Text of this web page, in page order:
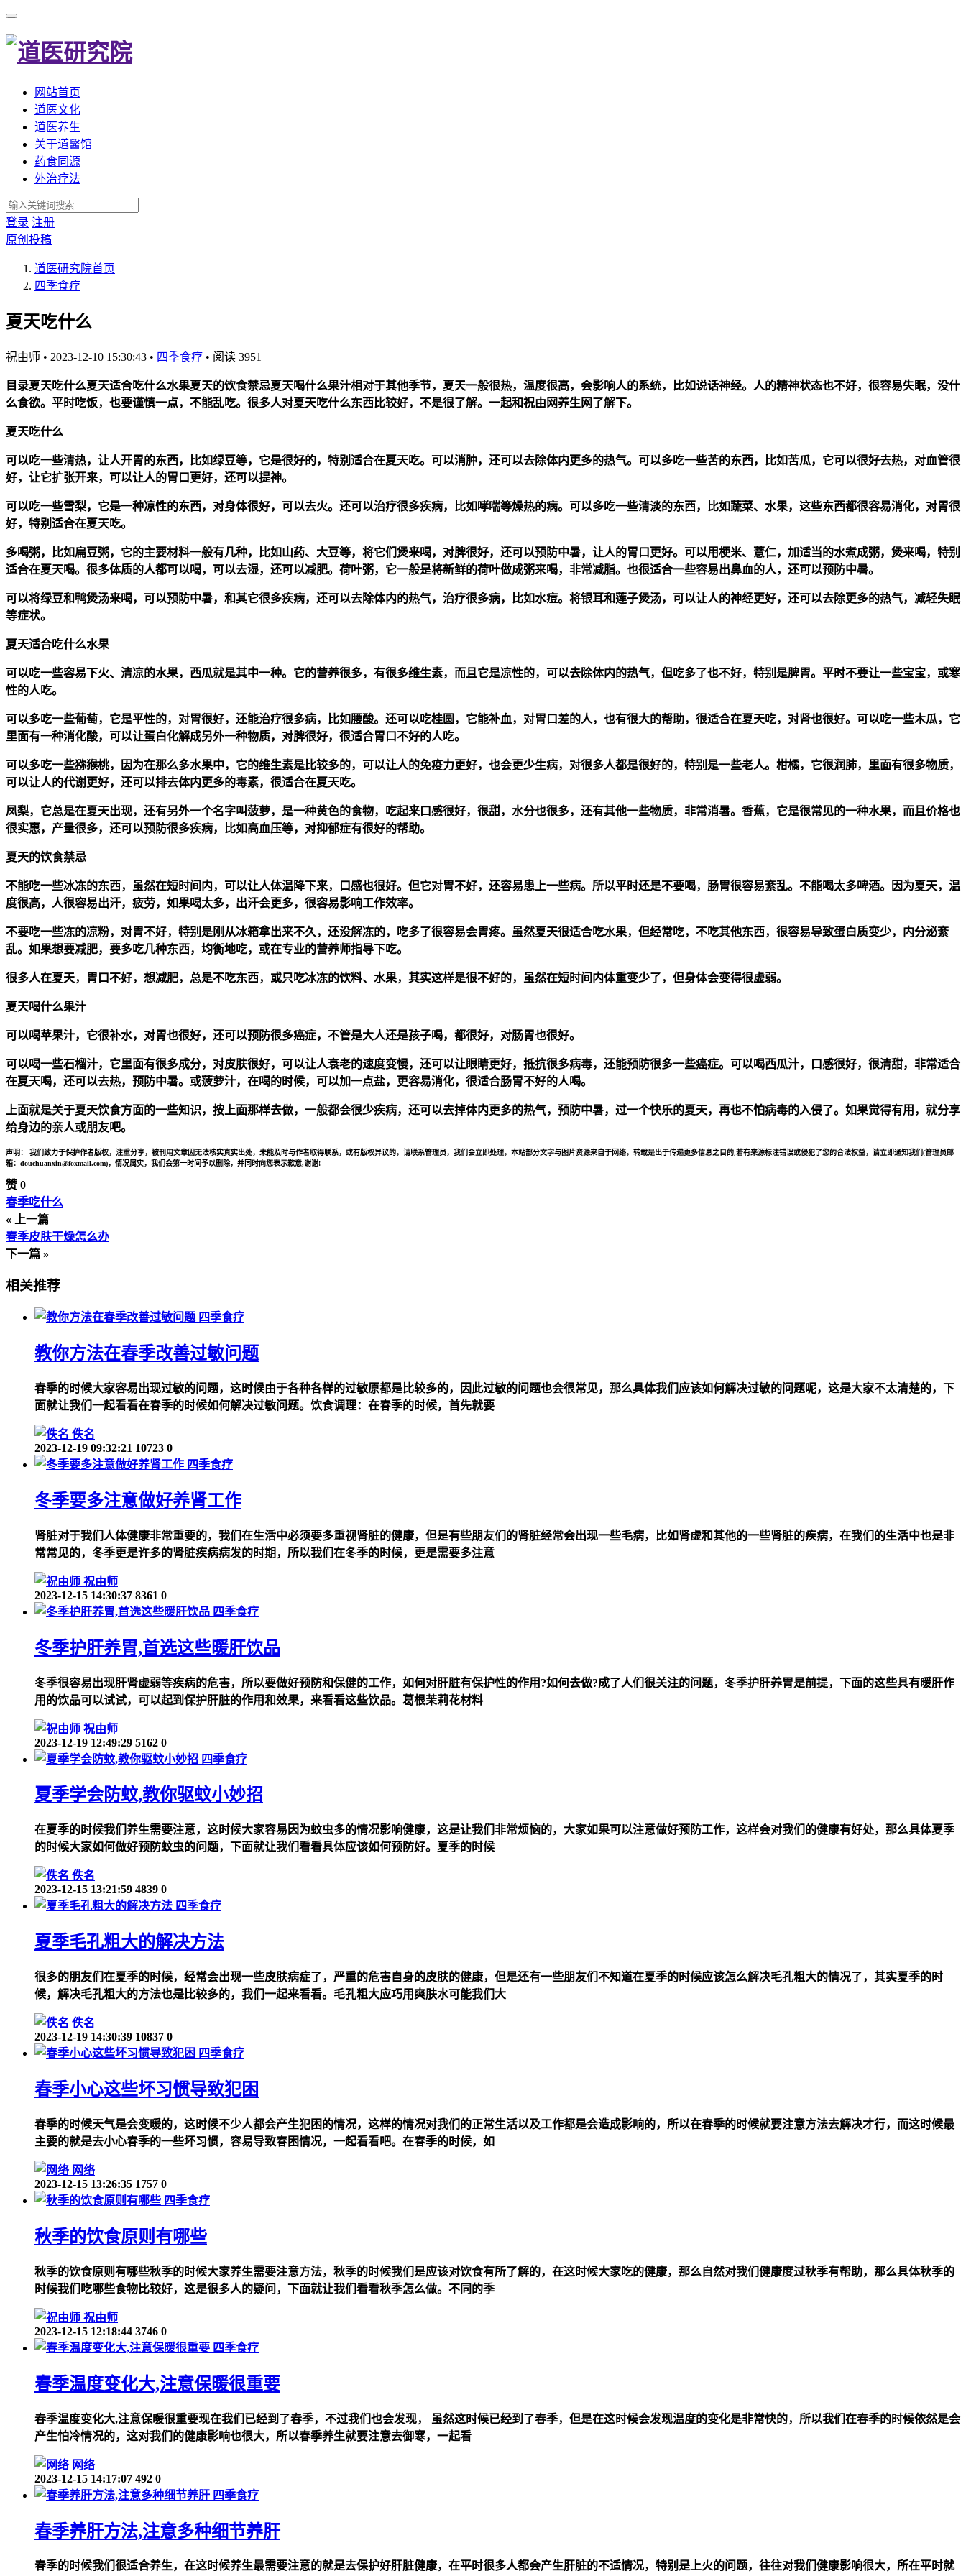
网站首页
道医文化
道医养生
关于道醫馆
药食同源
外治疗法
登录 注册
原创投稿
道医研究院首页
四季食疗
夏天吃什么
祝由师 • 2023-12-10 15:30:43 • 四季食疗 • 阅读 3951
目录夏天吃什么夏天适合吃什么水果夏天的饮食禁忌夏天喝什么果汁相对于其他季节，夏天一般很热，温度很高，会影响人的系统，比如说话神经。人的精神状态也不好，很容易失眠，没什
么食欲。平时吃饭，也要谨慎一点，不能乱吃。很多人对夏天吃什么东西比较好，不是很了解。一起和祝由网养生网了解下。
夏天吃什么
可以吃一些清热，让人开胃的东西，比如绿豆等，它是很好的，特别适合在夏天吃。可以消肿，还可以去除体内更多的热气。可以多吃一些苦的东西，比如苦瓜，它可以很好去热，对血管很
好，让它扩张开来，可以让人的胃口更好，还可以提神。
可以吃一些雪梨，它是一种凉性的东西，对身体很好，可以去火。还可以治疗很多疾病，比如哮喘等燥热的病。可以多吃一些清淡的东西，比如蔬菜、水果，这些东西都很容易消化，对胃很
好，特别适合在夏天吃。
多喝粥，比如扁豆粥，它的主要材料一般有几种，比如山药、大豆等，将它们煲来喝，对脾很好，还可以预防中暑，让人的胃口更好。可以用梗米、薏仁，加适当的水煮成粥，煲来喝，特别
适合在夏天喝。很多体质的人都可以喝，可以去湿，还可以减肥。荷叶粥，它一般是将新鲜的荷叶做成粥来喝，非常减脂。也很适合一些容易出鼻血的人，还可以预防中暑。
可以将绿豆和鸭煲汤来喝，可以预防中暑，和其它很多疾病，还可以去除体内的热气，治疗很多病，比如水痘。将银耳和莲子煲汤，可以让人的神经更好，还可以去除更多的热气，减轻失眠
等症状。
夏天适合吃什么水果
可以吃一些容易下火、清凉的水果，西瓜就是其中一种。它的营养很多，有很多维生素，而且它是凉性的，可以去除体内的热气，但吃多了也不好，特别是脾胃。平时不要让一些宝宝，或寒
性的人吃。
可以多吃一些葡萄，它是平性的，对胃很好，还能治疗很多病，比如腰酸。还可以吃桂圆，它能补血，对胃口差的人，也有很大的帮助，很适合在夏天吃，对肾也很好。可以吃一些木瓜，它
里面有一种消化酸，可以让蛋白化解成另外一种物质，对脾很好，很适合胃口不好的人吃。
可以多吃一些猕猴桃，因为在那么多水果中，它的维生素是比较多的，可以让人的免疫力更好，也会更少生病，对很多人都是很好的，特别是一些老人。柑橘，它很润肺，里面有很多物质，
可以让人的代谢更好，还可以排去体内更多的毒素，很适合在夏天吃。
凤梨，它总是在夏天出现，还有另外一个名字叫菠萝，是一种黄色的食物，吃起来口感很好，很甜，水分也很多，还有其他一些物质，非常消暑。香蕉，它是很常见的一种水果，而且价格也
很实惠，产量很多，还可以预防很多疾病，比如高血压等，对抑郁症有很好的帮助。
夏天的饮食禁忌
不能吃一些冰冻的东西，虽然在短时间内，可以让人体温降下来，口感也很好。但它对胃不好，还容易患上一些病。所以平时还是不要喝，肠胃很容易紊乱。不能喝太多啤酒。因为夏天，温
度很高，人很容易出汗，疲劳，如果喝太多，出汗会更多，很容易影响工作效率。
不要吃一些冻的凉粉，对胃不好，特别是刚从冰箱拿出来不久，还没解冻的，吃多了很容易会胃疼。虽然夏天很适合吃水果，但经常吃，不吃其他东西，很容易导致蛋白质变少，内分泌紊
乱。如果想要减肥，要多吃几种东西，均衡地吃，或在专业的营养师指导下吃。
很多人在夏天，胃口不好，想减肥，总是不吃东西，或只吃冰冻的饮料、水果，其实这样是很不好的，虽然在短时间内体重变少了，但身体会变得很虚弱。
夏天喝什么果汁
可以喝苹果汁，它很补水，对胃也很好，还可以预防很多癌症，不管是大人还是孩子喝，都很好，对肠胃也很好。
可以喝一些石榴汁，它里面有很多成分，对皮肤很好，可以让人衰老的速度变慢，还可以让眼睛更好，抵抗很多病毒，还能预防很多一些癌症。可以喝西瓜汁，口感很好，很清甜，非常适合
在夏天喝，还可以去热，预防中暑。或菠萝汁，在喝的时候，可以加一点盐，更容易消化，很适合肠胃不好的人喝。
上面就是关于夏天饮食方面的一些知识，按上面那样去做，一般都会很少疾病，还可以去掉体内更多的热气，预防中暑，过一个快乐的夏天，再也不怕病毒的入侵了。如果觉得有用，就分享
给身边的亲人或朋友吧。
声明：
我们致力于保护作者版权，注重分享，被刊用文章因无法核实真实出处，未能及时与作者取得联系，或有版权异议的，请联系管理员，我们会立即处理，本站部分文字与图片资源来自于网络，转载是出于传递更多信息之目的,若有来源标注错误或侵犯了您的合法权益，请立即通知我们(管理员邮
箱：douchuanxin@foxmail.com)，情况属实，我们会第一时间予以删除，并同时向您表示歉意,谢谢!
赞 0
春季吃什么
« 上一篇
春季皮肤干燥怎么办
下一篇 »
相关推荐
四季食疗
教你方法在春季改善过敏问题
春季的时候大家容易出现过敏的问题，这时候由于各种各样的过敏原都是比较多的，因此过敏的问题也会很常见，那么具体我们应该如何解决过敏的问题呢，这是大家不太清楚的，下
面就让我们一起看看在春季的时候如何解决过敏问题。饮食调理：在春季的时候，首先就要
佚名
2023-12-19 09:32:21 10723 0
四季食疗
冬季要多注意做好养肾工作
肾脏对于我们人体健康非常重要的，我们在生活中必须要多重视肾脏的健康，但是有些朋友们的肾脏经常会出现一些毛病，比如肾虚和其他的一些肾脏的疾病，在我们的生活中也是非
常常见的，冬季更是许多的肾脏疾病病发的时期，所以我们在冬季的时候，更是需要多注意
祝由师
2023-12-15 14:30:37 8361 0
四季食疗
冬季护肝养胃,首选这些暖肝饮品
冬季很容易出现肝肾虚弱等疾病的危害，所以要做好预防和保健的工作，如何对肝脏有保护性的作用?如何去做?成了人们很关注的问题，冬季护肝养胃是前提，下面的这些具有暖肝作
用的饮品可以试试，可以起到保护肝脏的作用和效果，来看看这些饮品。葛根茉莉花材料
祝由师
2023-12-19 12:49:29 5162 0
四季食疗
夏季学会防蚊,教你驱蚊小妙招
在夏季的时候我们养生需要注意，这时候大家容易因为蚊虫多的情况影响健康，这是让我们非常烦恼的，大家如果可以注意做好预防工作，这样会对我们的健康有好处，那么具体夏季
的时候大家如何做好预防蚊虫的问题，下面就让我们看看具体应该如何预防好。夏季的时候
佚名
2023-12-15 13:21:59 4839 0
四季食疗
夏季毛孔粗大的解决方法
很多的朋友们在夏季的时候，经常会出现一些皮肤病症了，严重的危害自身的皮肤的健康，但是还有一些朋友们不知道在夏季的时候应该怎么解决毛孔粗大的情况了，其实夏季的时
候，解决毛孔粗大的方法也是比较多的，我们一起来看看。毛孔粗大应巧用爽肤水可能我们大
佚名
2023-12-19 14:30:39 10837 0
四季食疗
春季小心这些坏习惯导致犯困
春季的时候天气是会变暖的，这时候不少人都会产生犯困的情况，这样的情况对我们的正常生活以及工作都是会造成影响的，所以在春季的时候就要注意方法去解决才行，而这时候最
主要的就是去小心春季的一些坏习惯，容易导致春困情况，一起看看吧。在春季的时候，如
网络
2023-12-15 13:26:35 1757 0
四季食疗
秋季的饮食原则有哪些
秋季的饮食原则有哪些秋季的时候大家养生需要注意方法，秋季的时候我们是应该对饮食有所了解的，在这时候大家吃的健康，那么自然对我们健康度过秋季有帮助，那么具体秋季的
时候我们吃哪些食物比较好，这是很多人的疑问，下面就让我们看看秋季怎么做。不同的季
祝由师
2023-12-15 12:18:44 3746 0
四季食疗
春季温度变化大,注意保暖很重要
春季温度变化大,注意保暖很重要现在我们已经到了春季，不过我们也会发现， 虽然这时候已经到了春季，但是在这时候会发现温度的变化是非常快的，所以我们在春季的时候依然是会
产生怕冷情况的，这对我们的健康影响也很大，所以春季养生就要注意去御寒，一起看
网络
2023-12-15 14:17:07 492 0
四季食疗
春季养肝方法,注意多种细节养肝
春季的时候我们很适合养生，在这时候养生最需要注意的就是去保护好肝脏健康，在平时很多人都会产生肝脏的不适情况，特别是上火的问题，往往对我们健康影响很大，所在平时就